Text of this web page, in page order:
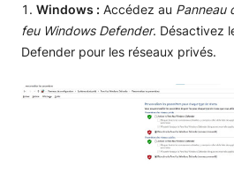
Windows : Accédez au Panneau
feu Windows Defender. Désactivez
Defender pour les réseaux privés.